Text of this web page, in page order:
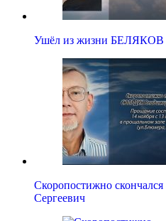
Ушёл из жизни БЕЛЯКОВ
Скоропостижно
Сергеевич